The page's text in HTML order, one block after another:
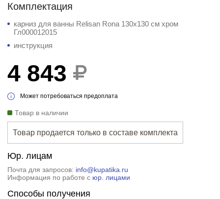
Комплектация
карниз для ванны Relisan Rona 130x130 см хром
Гл000012015
инструкция
4 843
Может потребоваться предоплата
Товар в наличии
Товар продается только в составе комплекта
Юр. лицам
Почта для запросов: info@kupatika.ru
Информация по работе с юр. лицами
Способы получения